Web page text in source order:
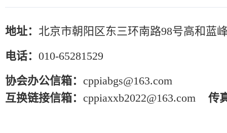
地址： 北京市朝阳区东三环南路98号高和蓝
电话： 010-65281529
协会办公信箱： cppiabgs@163.com
互换链接信箱： cppiaxxb2022@163.com 传